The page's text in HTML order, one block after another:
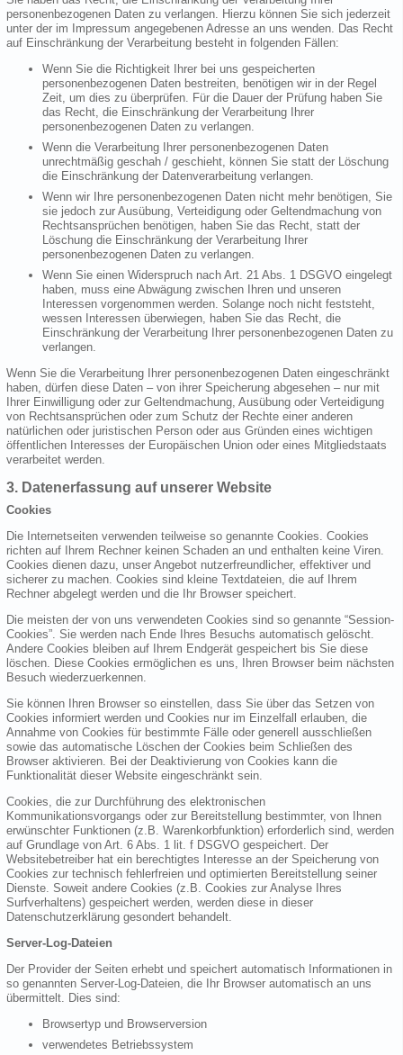
personenbezogenen Daten zu verlangen. Hierzu können Sie sich jederzeit
unter der im Impressum angegebenen Adresse an uns wenden. Das Recht
auf Einschränkung der Verarbeitung besteht in folgenden Fällen:
Wenn Sie die Richtigkeit Ihrer bei uns gespeicherten
personenbezogenen Daten bestreiten, benötigen wir in der Regel
Zeit, um dies zu überprüfen. Für die Dauer der Prüfung haben Sie
das Recht, die Einschränkung der Verarbeitung Ihrer
personenbezogenen Daten zu verlangen.
Wenn die Verarbeitung Ihrer personenbezogenen Daten
unrechtmäßig geschah / geschieht, können Sie statt der Löschung
die Einschränkung der Datenverarbeitung verlangen.
Wenn wir Ihre personenbezogenen Daten nicht mehr benötigen, Sie
sie jedoch zur Ausübung, Verteidigung oder Geltendmachung von
Rechtsansprüchen benötigen, haben Sie das Recht, statt der
Löschung die Einschränkung der Verarbeitung Ihrer
personenbezogenen Daten zu verlangen.
Wenn Sie einen Widerspruch nach Art. 21 Abs. 1 DSGVO eingelegt
haben, muss eine Abwägung zwischen Ihren und unseren
Interessen vorgenommen werden. Solange noch nicht feststeht,
wessen Interessen überwiegen, haben Sie das Recht, die
Einschränkung der Verarbeitung Ihrer personenbezogenen Daten zu
verlangen.
Wenn Sie die Verarbeitung Ihrer personenbezogenen Daten eingeschränkt
haben, dürfen diese Daten – von ihrer Speicherung abgesehen – nur mit
Ihrer Einwilligung oder zur Geltendmachung, Ausübung oder Verteidigung
von Rechtsansprüchen oder zum Schutz der Rechte einer anderen
natürlichen oder juristischen Person oder aus Gründen eines wichtigen
öffentlichen Interesses der Europäischen Union oder eines Mitgliedstaats
verarbeitet werden.
3. Datenerfassung auf unserer Website
Cookies
Die Internetseiten verwenden teilweise so genannte Cookies. Cookies
richten auf Ihrem Rechner keinen Schaden an und enthalten keine Viren.
Cookies dienen dazu, unser Angebot nutzerfreundlicher, effektiver und
sicherer zu machen. Cookies sind kleine Textdateien, die auf Ihrem
Rechner abgelegt werden und die Ihr Browser speichert.
Die meisten der von uns verwendeten Cookies sind so genannte “Session-
Cookies”. Sie werden nach Ende Ihres Besuchs automatisch gelöscht.
Andere Cookies bleiben auf Ihrem Endgerät gespeichert bis Sie diese
löschen. Diese Cookies ermöglichen es uns, Ihren Browser beim nächsten
Besuch wiederzuerkennen.
Sie können Ihren Browser so einstellen, dass Sie über das Setzen von
Cookies informiert werden und Cookies nur im Einzelfall erlauben, die
Annahme von Cookies für bestimmte Fälle oder generell ausschließen
sowie das automatische Löschen der Cookies beim Schließen des
Browser aktivieren. Bei der Deaktivierung von Cookies kann die
Funktionalität dieser Website eingeschränkt sein.
Cookies, die zur Durchführung des elektronischen
Kommunikationsvorgangs oder zur Bereitstellung bestimmter, von Ihnen
erwünschter Funktionen (z.B. Warenkorbfunktion) erforderlich sind, werden
auf Grundlage von Art. 6 Abs. 1 lit. f DSGVO gespeichert. Der
Websitebetreiber hat ein berechtigtes Interesse an der Speicherung von
Cookies zur technisch fehlerfreien und optimierten Bereitstellung seiner
Dienste. Soweit andere Cookies (z.B. Cookies zur Analyse Ihres
Surfverhaltens) gespeichert werden, werden diese in dieser
Datenschutzerklärung gesondert behandelt.
Server-Log-Dateien
Der Provider der Seiten erhebt und speichert automatisch Informationen in
so genannten Server-Log-Dateien, die Ihr Browser automatisch an uns
übermittelt. Dies sind:
Browsertyp und Browserversion
verwendetes Betriebssystem